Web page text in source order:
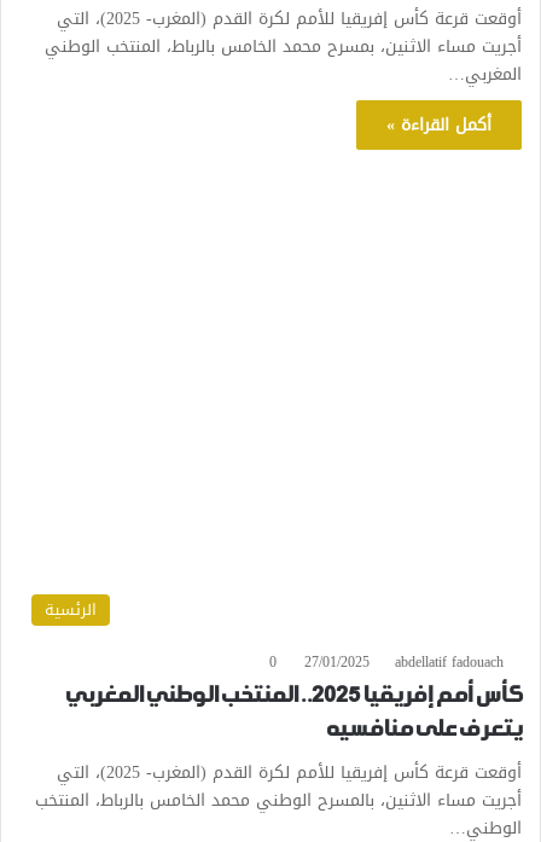
أوقعت قرعة كأس إفريقيا للأمم لكرة القدم (المغرب- 2025)، التي
أجريت مساء الاثنين، بمسرح محمد الخامس بالرباط، المنتخب الوطني
المغربي…
أكمل القراءة »
الرئسية
abdellatif fadouach
27/01/2025
0
كأس أمم إفريقيا 2025.. المنتخب الوطني المغربي
يتعرف على منافسيه
أوقعت قرعة كأس إفريقيا للأمم لكرة القدم (المغرب- 2025)، التي
أجريت مساء الاثنين، بالمسرح الوطني محمد الخامس بالرباط، المنتخب
الوطني…